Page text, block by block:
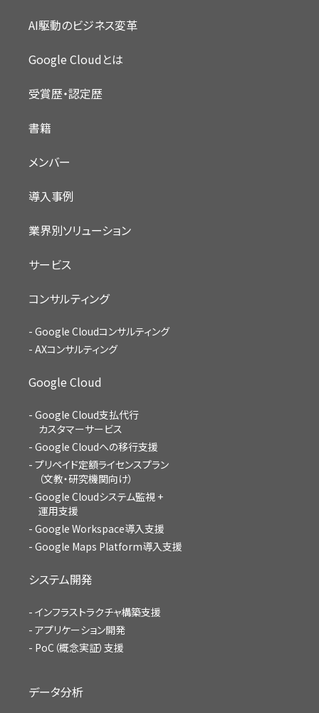
AI駆動のビジネス変革
Google Cloudとは
受賞歴・認定歴
書籍
メンバー
導入事例
業界別ソリューション
サービス
コンサルティング
Google Cloudコンサルティング
AXコンサルティング
Google Cloud
Google Cloud支払代行
カスタマーサービス
Google Cloudへの移行支援
プリペイド定額ライセンスプラン
（文教・研究機関向け）
Google Cloudシステム監視 +
運用支援
Google Workspace導入支援
Google Maps Platform導入支援
システム開発
インフラストラクチャ構築支援
アプリケーション開発
PoC（概念実証）支援
データ分析